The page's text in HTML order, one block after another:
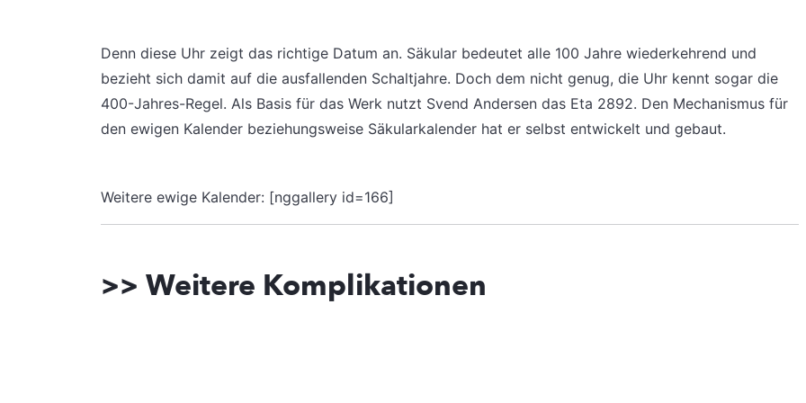
Denn diese Uhr zeigt das richtige Datum an. Säkular bedeutet alle 100 Jahre wiederkehrend und
bezieht sich damit auf die ausfallenden Schaltjahre. Doch dem nicht genug, die Uhr kennt sogar die
400-Jahres-Regel. Als Basis für das Werk nutzt Svend Andersen das Eta 2892. Den Mechanismus für
den ewigen Kalender beziehungsweise Säkularkalender hat er selbst entwickelt und gebaut.
Weitere ewige Kalender: [nggallery id=166]
>> Weitere Komplikationen